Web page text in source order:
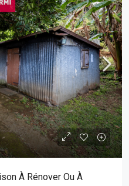
À Rénover Ou À